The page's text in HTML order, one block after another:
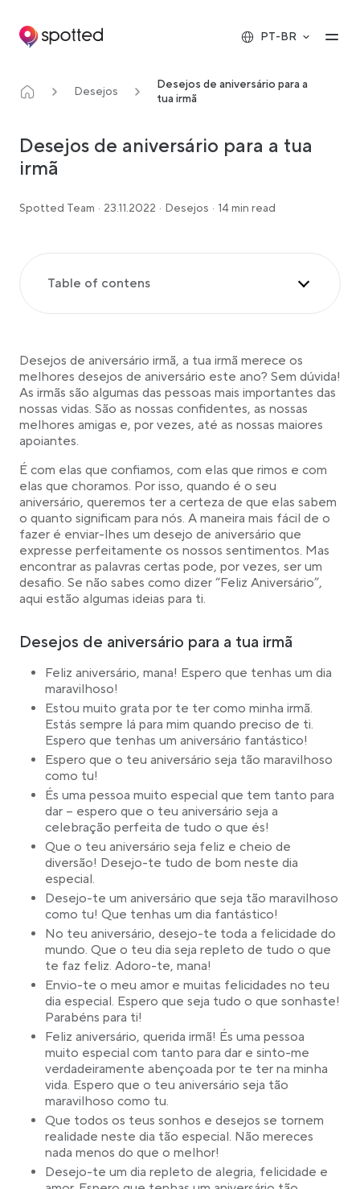
Main navigation
PT-BR
Desejos
Desejos de aniversário para a
tua irmã
Desejos de aniversário para a tua
irmã
Spotted Team · 23.11.2022 · Desejos · 14 min read
Table of contens
Desejos de aniversário para a tua irmã mais velha
Frases de aniversário engraçadas
40 votos de aniversário comoventes para a tua
irmã
Pequenos dizeres para cartões de aniversário
Desejos de aniversário irmã, a tua irmã merece os
melhores desejos de aniversário este ano? Sem dúvida!
As irmãs são algumas das pessoas mais importantes das
nossas vidas. São as nossas confidentes, as nossas
melhores amigas e, por vezes, até as nossas maiores
apoiantes.
É com elas que confiamos, com elas que rimos e com
elas que choramos. Por isso, quando é o seu
aniversário, queremos ter a certeza de que elas sabem
o quanto significam para nós. A maneira mais fácil de o
fazer é enviar-lhes um desejo de aniversário que
expresse perfeitamente os nossos sentimentos. Mas
encontrar as palavras certas pode, por vezes, ser um
desafio. Se não sabes como dizer “Feliz Aniversário”,
aqui estão algumas ideias para ti.
Desejos de aniversário para a tua irmã
Feliz aniversário, mana! Espero que tenhas um dia
maravilhoso!
Estou muito grata por te ter como minha irmã.
Estás sempre lá para mim quando preciso de ti.
Espero que tenhas um aniversário fantástico!
Espero que o teu aniversário seja tão maravilhoso
como tu!
És uma pessoa muito especial que tem tanto para
dar – espero que o teu aniversário seja a
celebração perfeita de tudo o que és!
Que o teu aniversário seja feliz e cheio de
diversão! Desejo-te tudo de bom neste dia
especial.
Desejo-te um aniversário que seja tão maravilhoso
como tu! Que tenhas um dia fantástico!
No teu aniversário, desejo-te toda a felicidade do
mundo. Que o teu dia seja repleto de tudo o que
te faz feliz. Adoro-te, mana!
Envio-te o meu amor e muitas felicidades no teu
dia especial. Espero que seja tudo o que sonhaste!
Parabéns para ti!
Feliz aniversário, querida irmã! És uma pessoa
muito especial com tanto para dar e sinto-me
verdadeiramente abençoada por te ter na minha
vida. Espero que o teu aniversário seja tão
maravilhoso como tu.
Que todos os teus sonhos e desejos se tornem
realidade neste dia tão especial. Não mereces
nada menos do que o melhor!
Desejo-te um dia repleto de alegria, felicidade e